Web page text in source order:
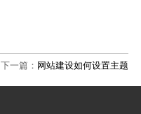
下一篇： 网站建设如何设置主题